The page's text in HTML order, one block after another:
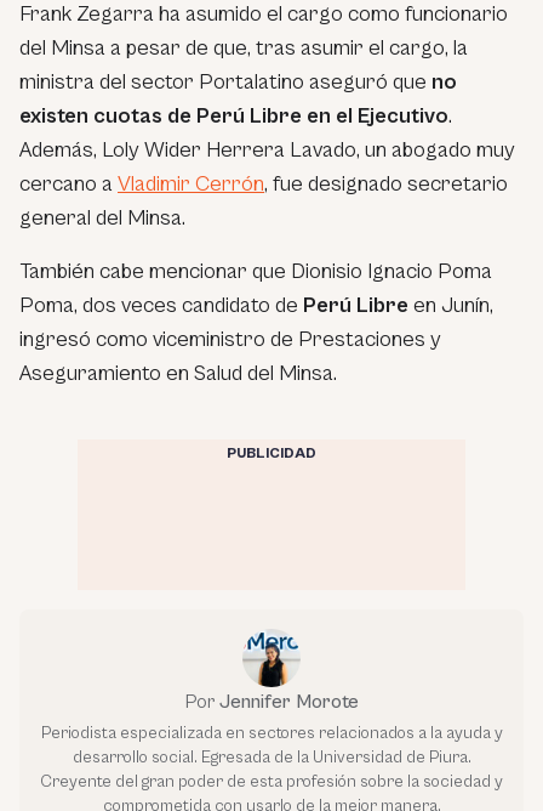
Frank Zegarra ha asumido el cargo como funcionario
del Minsa a pesar de que, tras asumir el cargo, la
ministra del sector Portalatino aseguró que no
existen cuotas de Perú Libre en el Ejecutivo.
Además, Loly Wider Herrera Lavado, un abogado muy
cercano a Vladimir Cerrón, fue designado secretario
general del Minsa.
También cabe mencionar que Dionisio Ignacio Poma
Poma, dos veces candidato de Perú Libre en Junín,
ingresó como viceministro de Prestaciones y
Aseguramiento en Salud del Minsa.
PUBLICIDAD
Por Jennifer Morote
Periodista especializada en sectores relacionados a la ayuda y
desarrollo social. Egresada de la Universidad de Piura.
Creyente del gran poder de esta profesión sobre la sociedad y
comprometida con usarlo de la mejor manera.